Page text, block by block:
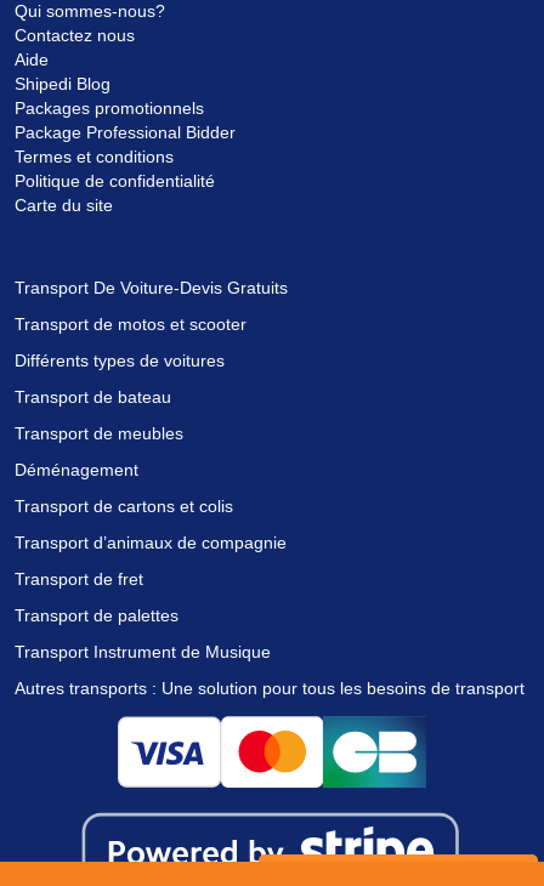
Nous utilisons des cookies pour vous offrir la meilleure
Vous pouvez en savoir plus sur les cookies que nous utilisons ou
les désactiver dansparamètres.
Qui sommes-nous?
Contactez nous
Aide
Shipedi Blog
Packages promotionnels
Package Professional Bidder
Termes et conditions
Politique de confidentialité
Carte du site
Transport De Voiture-Devis Gratuits
Transport de motos et scooter
Différents types de voitures
Transport de bateau
Transport de meubles
Déménagement
Transport de cartons et colis
Transport d’animaux de compagnie
Transport de fret
Transport de palettes
Transport Instrument de Musique
Autres transports : Une solution pour tous les besoins de transport